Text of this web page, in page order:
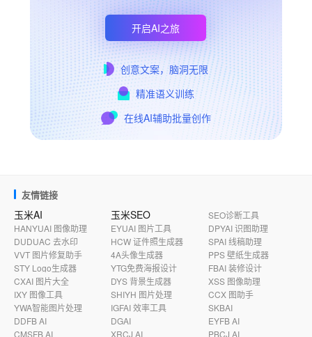
开启AI之旅
创意文案，脑洞无限
精准语义训练
在线AI辅助批量创作
友情链接
玉米AI 玉米SEO
SEO诊断工具
HANYUAI 图像助理
EYUAI 图片工具
DPYAI 识图助理
DUDUAC 去水印
HCW 证件照生成器
SPAI 线稿助理
VVT 图片修复助手
4A头像生成器
PPS 壁纸生成器
STY Logo生成器
YTG免费海报设计
FBAI 装修设计
CXAI 图片大全
DYS 背景生成器
XSS 图像助理
IXY 图像工具
SHIYH 图片处理
CCX 图助手
YWA智能图片处理
IGFAI 效率工具
SKBAI
DDFB AI
DGAI
EYFB AI
CMSFB AI
XRCJ AI PBCJ AI